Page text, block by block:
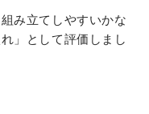
み立てしやすいかな
」として評価しまし